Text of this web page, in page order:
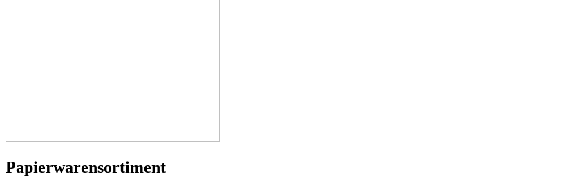
Papierwarensortiment